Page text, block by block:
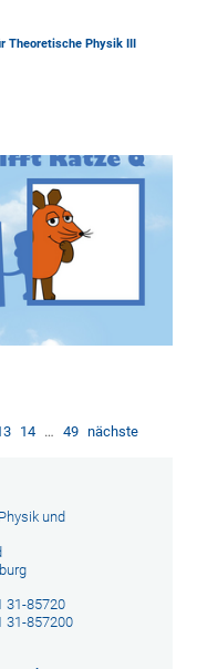
Theoretische Physik III
14 … 49 nächste
und
31-85720
31-857200